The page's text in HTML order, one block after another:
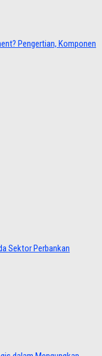
Pengertian, Komponen
Sektor Perbankan